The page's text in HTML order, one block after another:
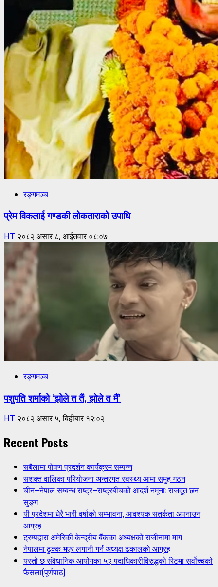
रङ्गमञ्च
प्रेम विकलाई गण्डकी लोकताराको उपाधि
HT २०८२ असार ८, आईतवार ०८:०७
रङ्गमञ्च
पशुपति शर्माको ‘झोले त तैं, झोले त मैं’
HT २०८२ असार ५, बिहीबार १२:०२
Recent Posts
सबैलामा पोषण प्रदर्शन कार्यक्रम सम्पन्न
सशक्त वालिका परियोजना अन्तरगत स्वस्थ्य आमा समुह गठन
चीन–नेपाल सम्बन्ध राष्ट्र–राष्ट्रबीचको आदर्श नमूना: राजदूत छन
सुङ्ग
यी प्रदेशमा धेरै भारी वर्षाको सम्भावना, आवश्यक सतर्कता अपनाउन
आग्रह
ट्रम्पद्वारा अमेरिकी केन्द्रीय बैंकका अध्यक्षको राजीनामा माग
नेपालमा ढुक्क भएर लगानी गर्न अध्यक्ष ढकालको आग्रह
यस्तो छ संवैधानिक आयोगका ५२ पदाधिकारीविरुद्धको रिटमा सर्वोच्चको
फैसला(पूर्णपाठ)